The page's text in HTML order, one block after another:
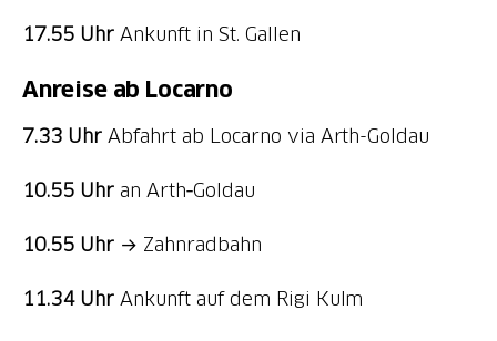
17.55 Uhr Ankunft in St. Gallen
Anreise ab Locarno
7.33 Uhr Abfahrt ab Locarno via Arth-Goldau
10.55 Uhran Arth‑Goldau
10.55 Uhr → Zahnradbahn
11.34 Uhr Ankunft auf dem Rigi Kulm